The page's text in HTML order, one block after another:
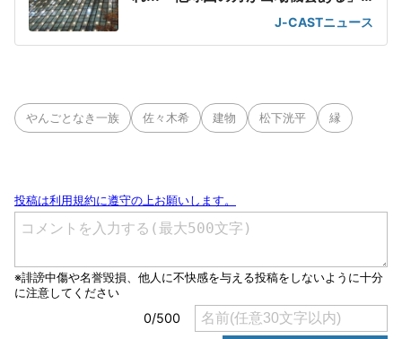
J-CASTニュース
やんごとなき一族 佐々木希 建物 松下洸平 縁